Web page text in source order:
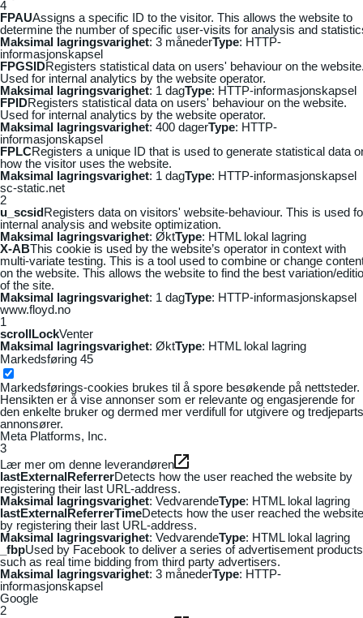
4
FPAUAssigns a specific ID to the visitor. This allows the website to
determine the number of specific user-visits for analysis and
Maksimal lagringsvarighet: 3 månederType: HTTP-
informasjonskapsel
FPGSIDRegisters statistical data on users' behaviour on the
Used for internal analytics by the website operator.
Maksimal lagringsvarighet: 1 dagType: HTTP-informasjonskapsel
FPIDRegisters statistical data on users' behaviour on the website.
Used for internal analytics by the website operator.
Maksimal lagringsvarighet: 400 dagerType: HTTP-
informasjonskapsel
FPLCRegisters a unique ID that is used to generate statistical data
how the visitor uses the website.
Maksimal lagringsvarighet: 1 dagType: HTTP-informasjonskapsel
sc-static.net
2
u_scsidRegisters data on visitors' website-behaviour. This is used
internal analysis and website optimization.
Maksimal lagringsvarighet: ØktType: HTML lokal lagring
X-ABThis cookie is used by the website’s operator in context with
multi-variate testing. This is a tool used to combine or change
on the website. This allows the website to find the best variation/
of the site.
Maksimal lagringsvarighet: 1 dagType: HTTP-informasjonskapsel
www.floyd.no
1
scrollLockVenter
Maksimal lagringsvarighet: ØktType: HTML lokal lagring
Markedsføring 45
Markedsførings-cookies brukes til å spore besøkende på nettsteder.
Hensikten er å vise annonser som er relevante og engasjerende for
den enkelte bruker og dermed mer verdifull for utgivere og tredjeparts
annonsører.
Meta Platforms, Inc.
3
Lær mer om denne leverandøren
lastExternalReferrerDetects how the user reached the website by
registering their last URL-address.
Maksimal lagringsvarighet: VedvarendeType: HTML lokal lagring
lastExternalReferrerTimeDetects how the user reached the website
by registering their last URL-address.
Maksimal lagringsvarighet: VedvarendeType: HTML lokal lagring
_fbpUsed by Facebook to deliver a series of advertisement products
such as real time bidding from third party advertisers.
Maksimal lagringsvarighet: 3 månederType: HTTP-
informasjonskapsel
Google
2